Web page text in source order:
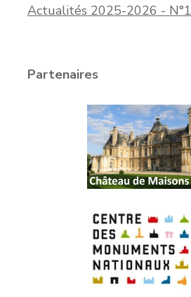
Actualités 2025-2026 - N°1
Partenaires